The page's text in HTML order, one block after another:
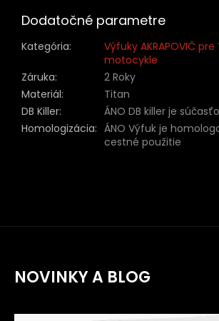
Dodatočné parametre
Kategória:
Výfuky AKRAPOVIČ pre
motocykle
Záruka:
2 Roky
Materiál:
Titan
DB Killer:
ÁNO DB killer je
Homologizácia: ÁNO Výfuk je
cestné použitie
NOVINKY A BLOG